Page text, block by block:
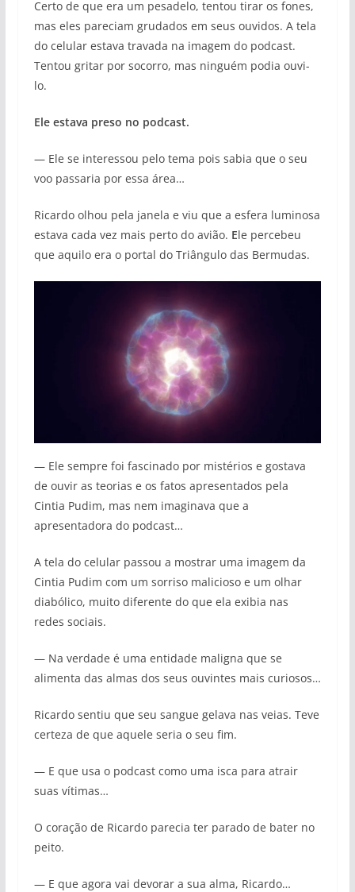
Certo de que era um pesadelo, tentou tirar os fones,
mas eles pareciam grudados em seus ouvidos. A tela
do celular estava travada na imagem do podcast.
Tentou gritar por socorro, mas ninguém podia ouvi-
lo.
Ele estava preso no podcast.
— Ele se interessou pelo tema pois sabia que o seu
voo passaria por essa área…
Ricardo olhou pela janela e viu que a esfera luminosa
estava cada vez mais perto do avião. Ele percebeu
que aquilo era o portal do Triângulo das Bermudas.
— Ele sempre foi fascinado por mistérios e gostava
de ouvir as teorias e os fatos apresentados pela
Cintia Pudim, mas nem imaginava que a
apresentadora do podcast…
A tela do celular passou a mostrar uma imagem da
Cintia Pudim com um sorriso malicioso e um olhar
diabólico, muito diferente do que ela exibia nas
redes sociais.
— Na verdade é uma entidade maligna que se
alimenta das almas dos seus ouvintes mais curiosos…
Ricardo sentiu que seu sangue gelava nas veias. Teve
certeza de que aquele seria o seu fim.
— E que usa o podcast como uma isca para atrair
suas vítimas…
O coração de Ricardo parecia ter parado de bater no
peito.
— E que agora vai devorar a sua alma, Ricardo…